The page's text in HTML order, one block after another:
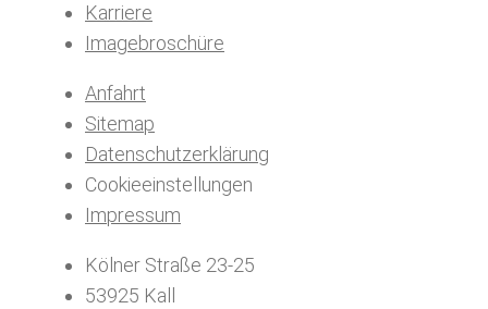
Karriere
Imagebroschüre
Anfahrt
Sitemap
Datenschutzerklärung
Cookieeinstellungen
Impressum
Kölner Straße 23-25
53925 Kall